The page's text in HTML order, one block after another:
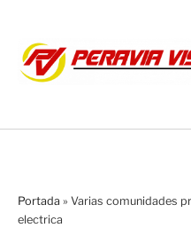
Portada » Varias comunidades
electrica